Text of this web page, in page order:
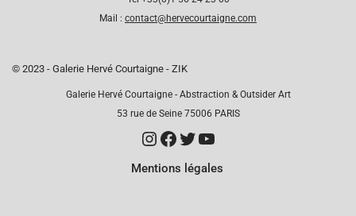
Mail : contact@hervecourtaigne.com
© 2023 - Galerie Hervé Courtaigne - ZIK
Galerie Hervé Courtaigne - Abstraction & Outsider Art
53 rue de Seine 75006 PARIS
Mentions légales